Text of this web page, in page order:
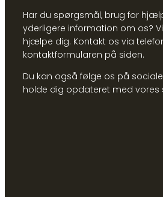
Har du spørgsmål, brug for
yderligere information om os?
hjælpe dig. Kontakt os via
kontaktformularen på siden.
Du kan også følge os på
holde dig opdateret med vores